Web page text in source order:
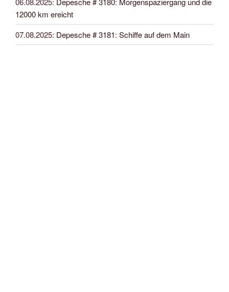
12000 km ereicht
07.08.2025: Depesche # 3181: Schiffe auf dem Main